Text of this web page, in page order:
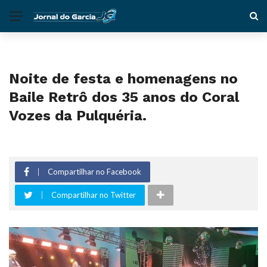
Noite de festa e homenagens no
Baile Retrô dos 35 anos do Coral
Vozes da Pulquéria.
Compartilhar no Facebook
Compartilhar no Twitter